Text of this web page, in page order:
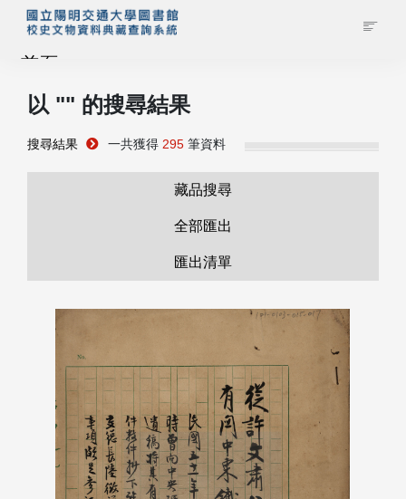
首頁
藏品查詢
以 "" 的搜尋結果
搜尋結果 一共獲得 295 筆資料
藏品搜尋
全部匯出
匯出清單